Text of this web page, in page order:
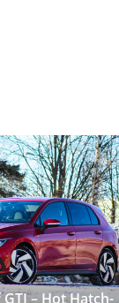
– Hot Hatch-